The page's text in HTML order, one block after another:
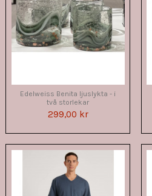
Edelweiss Benita ljuslykta - i
två storlekar
299,00 kr